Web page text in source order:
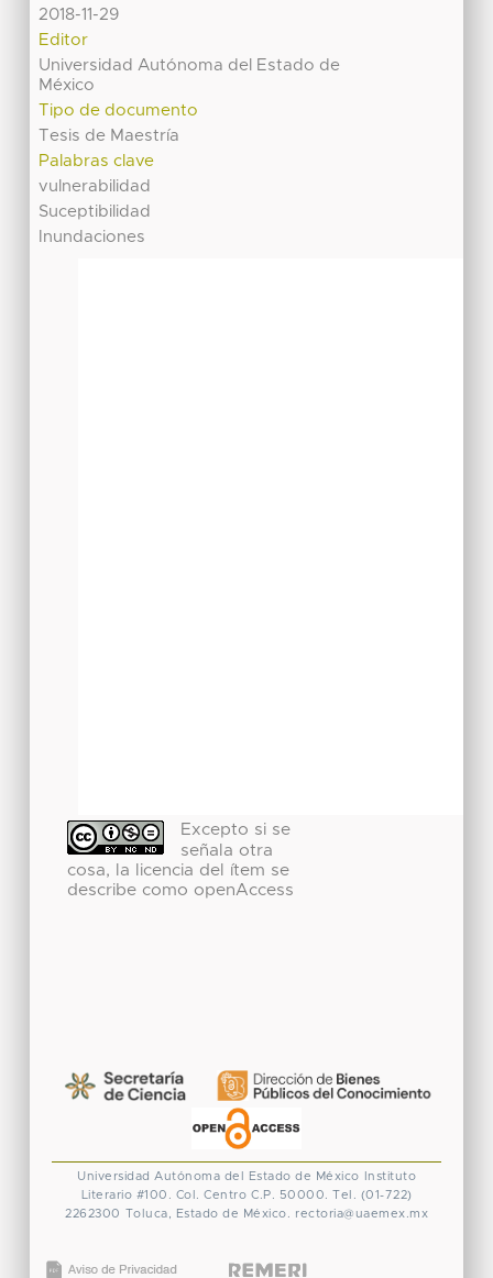
2018-11-29
Editor
Universidad Autónoma del Estado de
México
Tipo de documento
Tesis de Maestría
Palabras clave
vulnerabilidad
Suceptibilidad
Inundaciones
Excepto si se
señala otra
cosa, la licencia del ítem se
describe como openAccess
Universidad Autónoma del Estado de México
Instituto
Literario #100. Col. Centro C.P. 50000. Tel. (01-722)
2262300 Toluca, Estado de México. rectoria@uaemex.mx